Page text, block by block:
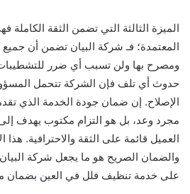
الميزة الثالثة التي تضمن الثقة الكاملة
المعتمدة؛ فـ شركة البيان تضمن أن جميع
ومصرح بها ولن تسبب أي ضرر للتشطيبات
حدوث أي تلف فإن الشركة تتحمل
الإصلاح. إن ضمان جودة الخدمة الذي
مجرد وعد، بل هو التزام مكتوب يهدف إلى
العميل قائمة على الثقة والاحترافية. هذا
والضمان الصريح هو ما يجعل شركة
على خدمة تنظيف فلل في العين بضمان